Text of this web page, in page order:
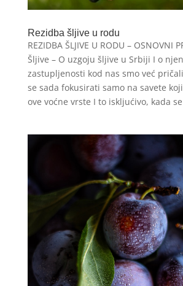
Rezidba šljive u rodu
REZIDBA ŠLJIVE U RODU – OSNOVNI
Šljive – O uzgoju šljive u Srbiji I o
zastupljenosti kod nas smo već
se sada fokusirati samo na savete
ove voćne vrste I to iskljućivo, kada